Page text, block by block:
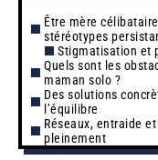
Être mère
stéréotypes
Stigmatisation et
Quels sont les
maman solo ?
Des solutions
l’équilibre
Réseaux, entraide
pleinement